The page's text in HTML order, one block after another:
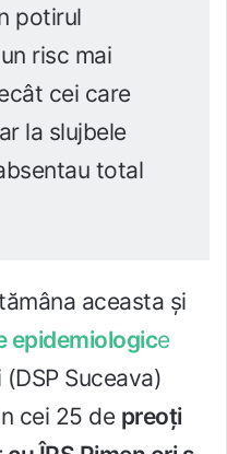
potirul
risc mai
cei care
la slujbele
total
aceasta şi
epidemiologice
Suceava)
cei 25 de preoţi